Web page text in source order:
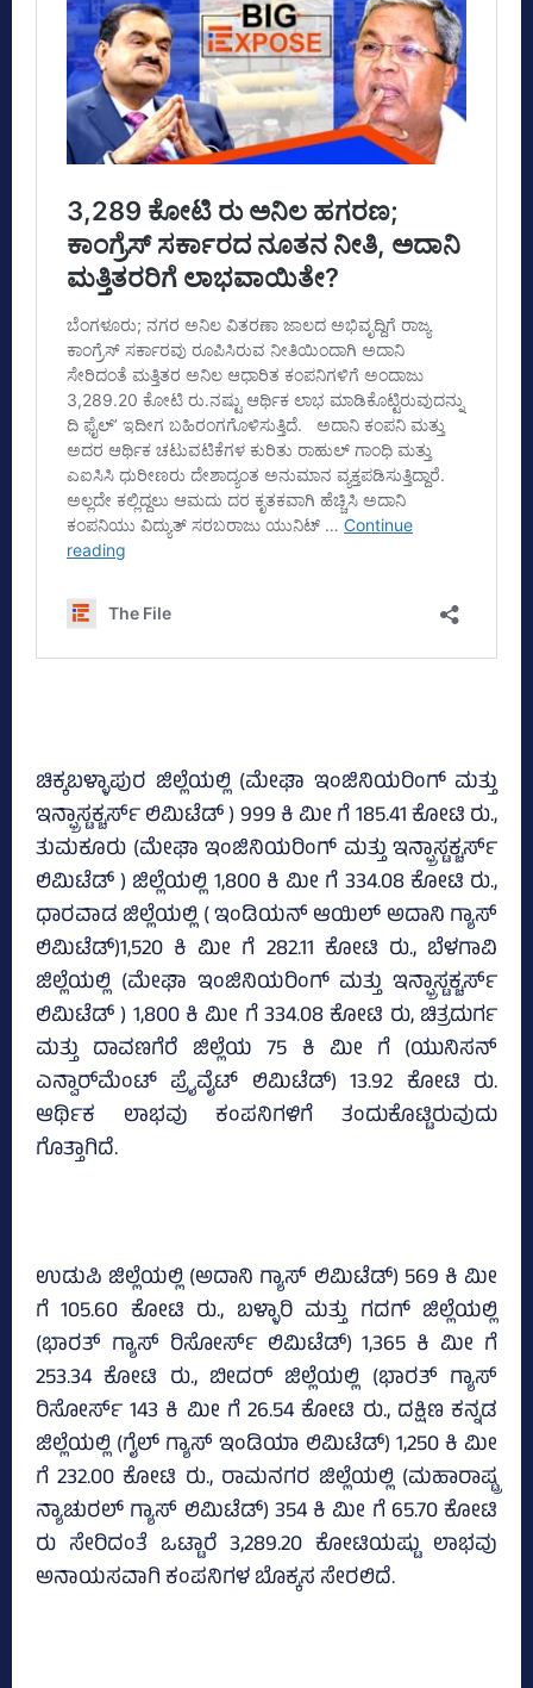
ಚಿಕ್ಕಬಳ್ಳಾಪುರ ಜಿಲ್ಲೆಯಲ್ಲಿ (ಮೇಘಾ ಇಂಜಿನಿಯರಿಂಗ್‌ ಮತ್ತು
ಇನ್ಫ್ರಾಸ್ಟಕ್ಚರ್ಸ್‌ ಲಿಮಿಟೆಡ್‌ ) 999 ಕಿ ಮೀ ಗೆ 185.41 ಕೋಟಿ ರು.,
ತುಮಕೂರು (ಮೇಘಾ ಇಂಜಿನಿಯರಿಂಗ್‌ ಮತ್ತು ಇನ್ಫ್ರಾಸ್ಟಕ್ಚರ್ಸ್‌
ಲಿಮಿಟೆಡ್‌ ) ಜಿಲ್ಲೆಯಲ್ಲಿ 1,800 ಕಿ ಮೀ ಗೆ 334.08 ಕೋಟಿ ರು.,
ಧಾರವಾಡ ಜಿಲ್ಲೆಯಲ್ಲಿ ( ಇಂಡಿಯನ್‌ ಆಯಿಲ್‌ ಅದಾನಿ ಗ್ಯಾಸ್‌
ಲಿಮಿಟೆಡ್‌)1,520 ಕಿ ಮೀ ಗೆ 282.11 ಕೋಟಿ ರು., ಬೆಳಗಾವಿ
ಜಿಲ್ಲೆಯಲ್ಲಿ (ಮೇಘಾ ಇಂಜಿನಿಯರಿಂಗ್‌ ಮತ್ತು ಇನ್ಫ್ರಾಸ್ಟಕ್ಚರ್ಸ್‌
ಲಿಮಿಟೆಡ್‌ ) 1,800 ಕಿ ಮೀ ಗೆ 334.08 ಕೋಟಿ ರು, ಚಿತ್ರದುರ್ಗ
ಮತ್ತು ದಾವಣಗೆರೆ ಜಿಲ್ಲೆಯ 75 ಕಿ ಮೀ ಗೆ (ಯುನಿಸನ್‌
ಎನ್ವಾರ್‌ಮೆಂಟ್‌ ಪ್ರೈವೈಟ್‌ ಲಿಮಿಟೆಡ್‌) 13.92 ಕೋಟಿ ರು.
ಆರ್ಥಿಕ ಲಾಭವು ಕಂಪನಿಗಳಿಗೆ ತಂದುಕೊಟ್ಟಿರುವುದು
ಗೊತ್ತಾಗಿದೆ.
ಉಡುಪಿ ಜಿಲ್ಲೆಯಲ್ಲಿ (ಅದಾನಿ ಗ್ಯಾಸ್‌ ಲಿಮಿಟೆಡ್‌) 569 ಕಿ ಮೀ
ಗೆ 105.60 ಕೋಟಿ ರು., ಬಳ್ಳಾರಿ ಮತ್ತು ಗದಗ್‌ ಜಿಲ್ಲೆಯಲ್ಲಿ
(ಭಾರತ್‌ ಗ್ಯಾಸ್‌ ರಿಸೋರ್ಸ್‌ ಲಿಮಿಟೆಡ್‌) 1,365 ಕಿ ಮೀ ಗೆ
253.34 ಕೋಟಿ ರು., ಬೀದರ್‌ ಜಿಲ್ಲೆಯಲ್ಲಿ (ಭಾರತ್‌ ಗ್ಯಾಸ್‌
ರಿಸೋರ್ಸ್‌ 143 ಕಿ ಮೀ ಗೆ 26.54 ಕೋಟಿ ರು., ದಕ್ಷಿಣ ಕನ್ನಡ
ಜಿಲ್ಲೆಯಲ್ಲಿ (ಗೈಲ್‌ ಗ್ಯಾಸ್‌ ಇಂಡಿಯಾ ಲಿಮಿಟೆಡ್‌) 1,250 ಕಿ ಮೀ
ಗೆ 232.00 ಕೋಟಿ ರು., ರಾಮನಗರ ಜಿಲ್ಲೆಯಲ್ಲಿ (ಮಹಾರಾಷ್ಟ್ರ
ನ್ಯಾಚುರಲ್‌ ಗ್ಯಾಸ್‌ ಲಿಮಿಟೆಡ್‌) 354 ಕಿ ಮೀ ಗೆ 65.70 ಕೋಟಿ
ರು ಸೇರಿದಂತೆ ಒಟ್ಟಾರೆ 3,289.20 ಕೋಟಿಯಷ್ಟು ಲಾಭವು
ಅನಾಯಸವಾಗಿ ಕಂಪನಿಗಳ ಬೊಕ್ಕಸ ಸೇರಲಿದೆ.